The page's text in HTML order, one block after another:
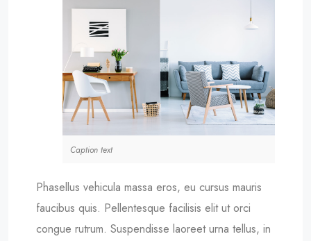
Caption text
Phasellus vehicula massa eros, eu cursus mauris
faucibus quis. Pellentesque facilisis elit ut orci
congue rutrum. Suspendisse laoreet urna tellus, in